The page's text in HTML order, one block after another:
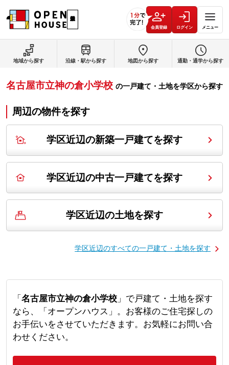
会員登録 ログイン メニュー
地域から探す 沿線・駅から探す 地図から探す 通勤・通学から探す
名古屋市立神の倉小学校 の一戸建て・土地を学区から探す
周辺の物件を探す
学区近辺の新築一戸建てを探す
学区近辺の中古一戸建てを探す
学区近辺の土地を探す
学区近辺のすべての一戸建て・土地を探す
「 名古屋市立神の倉小学校」で戸建て・土地を探す
なら、「オープンハウス」。お客様のご住宅探しの
お手伝いをさせていただきます。お気軽にお問い合
わせください。